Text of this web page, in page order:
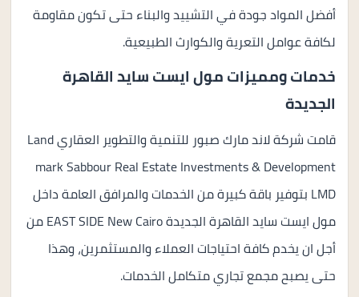
أفضل المواد جودة في التشييد والبناء حتى تكون مقاومة
لكافة عوامل التعرية والكوارث الطبيعية.
خدمات ومميزات مول ايست سايد القاهرة
الجديدة
قامت شركة لاند مارك صبور للتنمية والتطوير العقاري Land
mark Sabbour Real Estate Investments & Development
LMD بتوفير باقة كبيرة من الخدمات والمرافق العامة داخل
مول ايست سايد القاهرة الجديدة EAST SIDE New Cairo من
أجل ان يخدم كافة احتياجات العملاء والمستثمرين، وهذا
حتى يصبح مجمع تجاري متكامل الخدمات.